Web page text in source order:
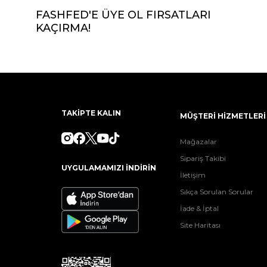
FASHFED'E ÜYE OL FIRSATLARI
KAÇIRMA!
TAKİPTE KALIN
UYGULAMAMIZI İNDİRİN
MÜŞTERİ HİZMETLERİ
Mağazalar
Sipariş Takibi
İletişim
Sıkça Sorulan Sorular
İade & İptal
Site Haritası